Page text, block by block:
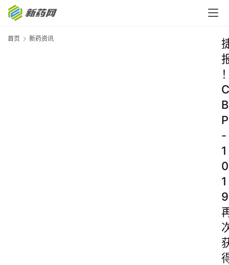
首页 新药资讯
C
B
P
-
1
0
1
9